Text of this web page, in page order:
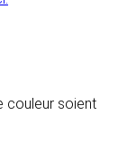
couleur soient